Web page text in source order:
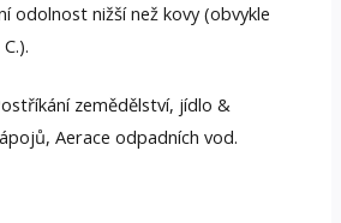
odolnost nižší než kovy (obvykle
zemědělství, jídlo &
Aerace odpadních vod.